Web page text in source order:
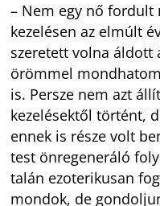
– Nem egy nő
kezelésen az elmúlt
szeretett volna áldott
örömmel
is. Persze nem azt
kezelésektől történt,
ennek is része volt
test önregeneráló
talán ezoterikusan
mondok, de